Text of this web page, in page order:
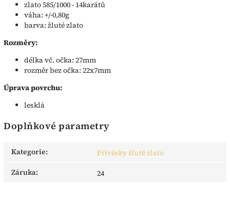
zlato 585/1000 - 14karátů
váha: +/-0,80g
barva: žluté zlato
Rozměry:
délka vč. očka: 27mm
rozměr bez očka: 22x7mm
Úprava povrchu:
lesklá
Doplňkové parametry
Kategorie:
Přívěsky žluté zlato
Záruka: 24